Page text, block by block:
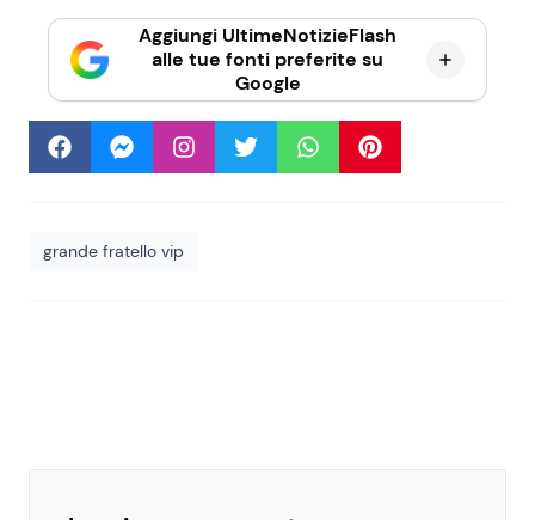
Aggiungi UltimeNotizieFlash
alle tue fonti preferite su
Google
grande fratello vip